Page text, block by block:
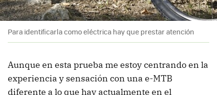
Para identificarla como eléctrica hay que prestar atención
Aunque en esta prueba me estoy centrando en la
experiencia y sensación con una e-MTB
diferente a lo que hay actualmente en el